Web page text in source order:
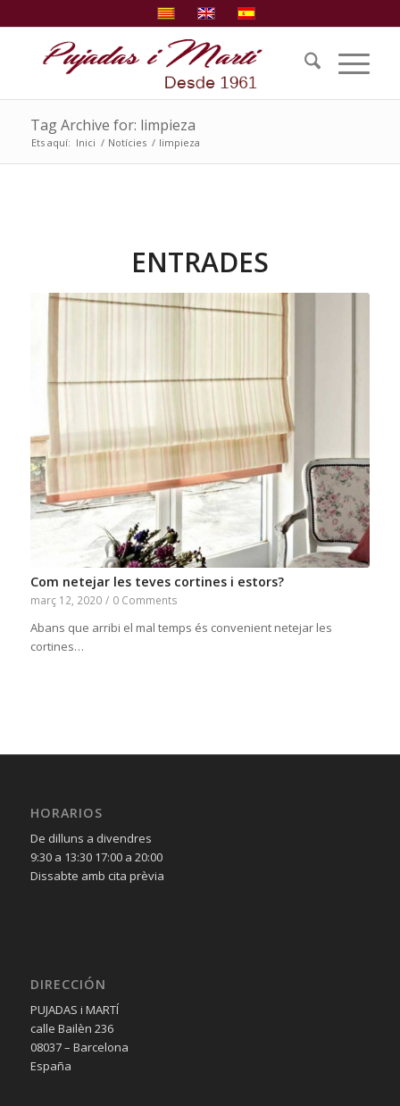
Tag Archive for: limpieza
Ets aquí: Inici / Notícies / limpieza
ENTRADES
Com netejar les teves cortines i estors?
març 12, 2020 / 0 Comments
Abans que arribi el mal temps és convenient netejar les
cortines…
HORARIOS
De dilluns a divendres
9:30 a 13:30 17:00 a 20:00
Dissabte amb cita prèvia
DIRECCIÓN
PUJADAS i MARTÍ
calle Bailèn 236
08037 – Barcelona
España